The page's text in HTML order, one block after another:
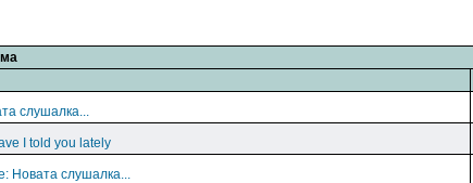
слушалка...
I told you lately
Новата слушалка...